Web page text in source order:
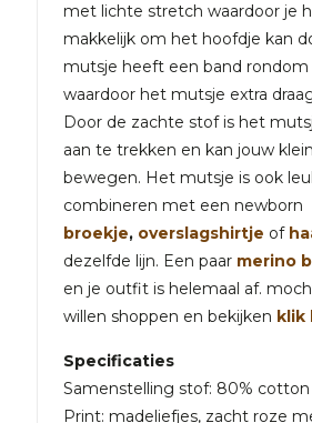
met lichte stretch waardoor je
makkelijk om het hoofdje kan
mutsje heeft een band
waardoor het mutsje extra
Door de zachte stof is het
aan te trekken en kan jouw
bewegen. Het mutsje is ook
combineren met een newborn
broekje, overslagshirtje of
dezelfde lijn. Een paar merino
en je outfit is helemaal af.
willen shoppen en bekijken klik
Specificaties
Samenstelling stof: 80% cotton
Print: madeliefjes, zacht roze